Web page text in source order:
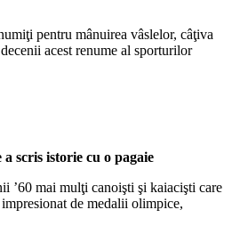
pentru mânuirea vâslelor, câţiva
acest renume al sporturilor
scris istorie cu o pagaie
’60 mai mulţi canoişti şi kaiacişti care
de medalii olimpice,